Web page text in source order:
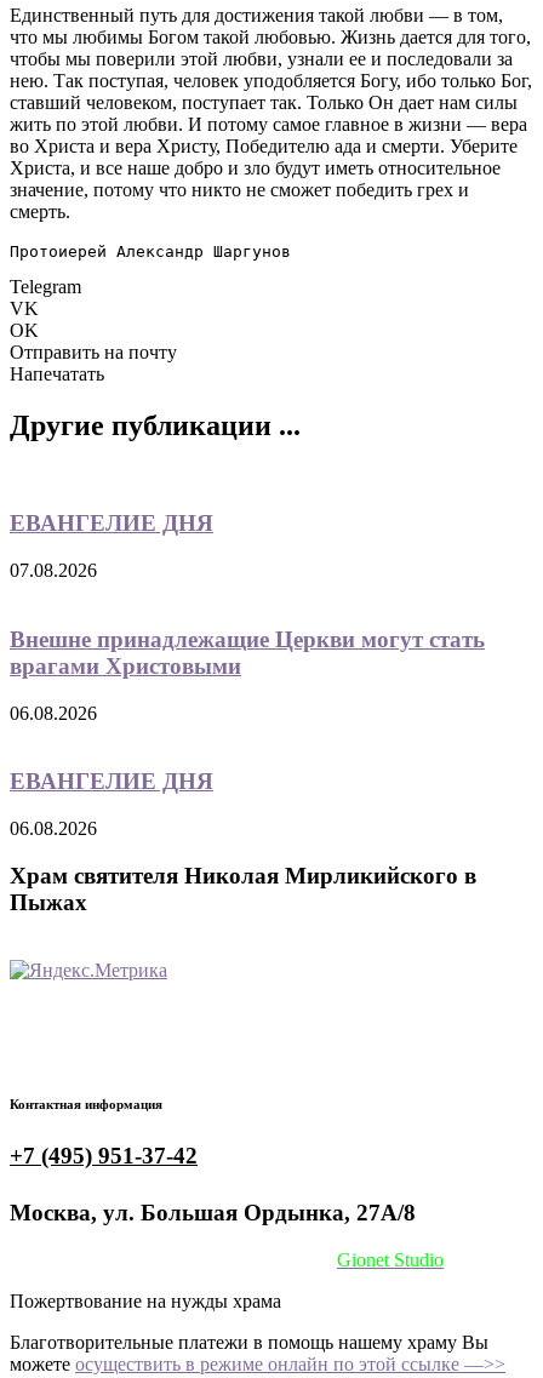
Единственный путь для достижения такой любви — в том,
что мы любимы Богом такой любовью. Жизнь дается для того,
чтобы мы поверили этой любви, узнали ее и последовали за
нею. Так поступая, человек уподобляется Богу, ибо только Бог,
ставший человеком, поступает так. Только Он дает нам силы
жить по этой любви. И потому самое главное в жизни — вера
во Христа и вера Христу, Победителю ада и смерти. Уберите
Христа, и все наше добро и зло будут иметь относительное
значение, потому что никто не сможет победить грех и
смерть.
Протоиерей Александр Шаргунов
Telegram
VK
OK
Отправить на почту
Напечатать
Другие публикации ...
ЕВАНГЕЛИЕ ДНЯ
07.08.2026
Внешне принадлежащие Церкви могут стать
врагами Христовыми
06.08.2026
ЕВАНГЕЛИЕ ДНЯ
06.08.2026
Храм святителя Николая Мирликийского в
Пыжах
Контактная информация
+7 (495) 951-37-42
Москва, ул. Большая Ордынка, 27А/8
Gionet Studio
Пожертвование на нужды храма
Благотворительные платежи в помощь нашему храму Вы
можете осуществить в режиме онлайн по этой ссылке —>>